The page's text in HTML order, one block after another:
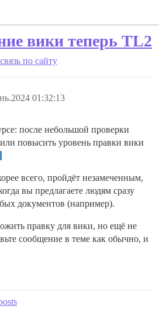
вики теперь TL2
по сайту
01:32:13
после небольшой проверки
повысить уровень правки вики
всего, пройдёт незамеченным,
вы предлагаете людям сразу
документов (например).
правку для вики, но ещё не
сообщение в теме как обычно, и